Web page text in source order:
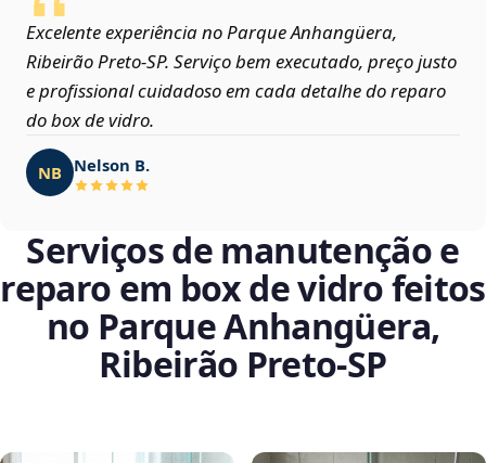
Excelente experiência no Parque Anhangüera,
Ribeirão Preto‑SP. Serviço bem executado, preço justo
e profissional cuidadoso em cada detalhe do reparo
do box de vidro.
NB Nelson B.
Serviços de manutenção e
reparo em box de vidro feitos
no Parque Anhangüera,
Ribeirão Preto‑SP